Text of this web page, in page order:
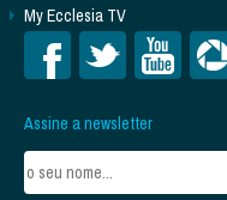
My Ecclesia TV
Assine a newsletter